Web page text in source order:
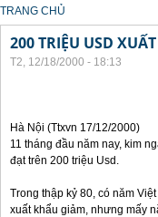
YOU ARE HERE
TRANG CHỦ
200 TRIỆU USD
T2, 12/18/2000 - 18:13
Hà Nội (Ttxvn 17/12/2000)
11 tháng đầu năm nay, kim
đạt trên 200 triệu Usd.
Trong thập kỷ 80, có năm
xuất khẩu giảm, nhưng mấy